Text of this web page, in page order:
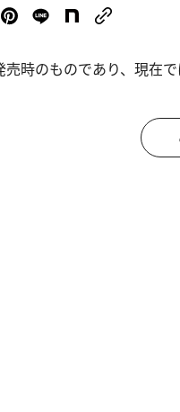
時のものであり、現在で